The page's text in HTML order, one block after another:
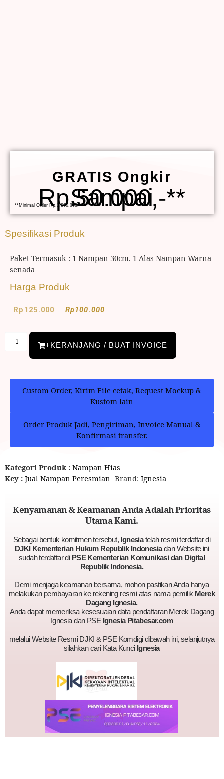
GRATIS Ongkir
Sampai Rp.50.000,-**
**Minimal Order Rp.1.000.000,-
Spesifikasi Produk
Paket Termasuk : 1 Nampan 30cm. 1 Alas Nampan Warna
senada
Harga Produk
Rp125.000 Rp100.000
+KERANJANG / BUAT INVOICE
Custom Order, Kirim File cetak, Request Mockup &
Kustom lain
Order Produk Jadi, Pengiriman, Invoice Manual &
Konfirmasi transfer.
Kategori Produk : Nampan Hias
Key : Jual Nampan Peresmian Brand: Ignesia
Kenyamanan & Keamanan Anda Adalah Prioritas
Utama Kami.
Sebagai bentuk komitmen tersebut, Ignesiatelah resmi terdaftar di
DJKI Kementerian Hukum Republik Indonesiadan Website ini
sudah terdaftar di PSE Kementerian Komunikasi dan Digital
Republik Indonesia.
Demi menjaga keamanan bersama, mohon pastikan Anda hanya
melakukan pembayaran ke rekening resmi atas nama pemilik Merek
Dagang Ignesia.
Anda dapat memeriksa kesesuaian data pendaftaran Merek Dagang
Ignesia dan PSE Ignesia Pitabesar.com
melalui Website Resmi DJKI & PSE Komdigi dibawah ini, selanjutnya
silahkan cari Kata Kunci Ignesia